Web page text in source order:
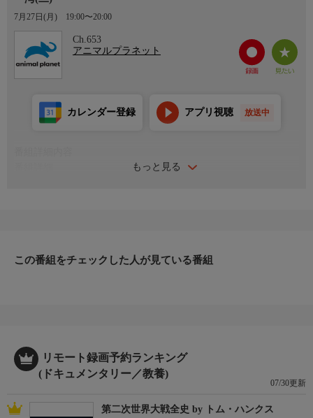
7月27日(月) 19:00〜20:00
Ch.653
アニマルプラネット
もっと見る
カレンダー登録 アプリ視聴 放送中
関さえ突破すれば、アラスカの餌場までたどり着ける可能性は高
この番組をチェックした人が見ている番組
リモート録画予約ランキング
(ドキュメンタリー／教養)
07/30更新
第二次世界大戦全史 by トム・ハンクス